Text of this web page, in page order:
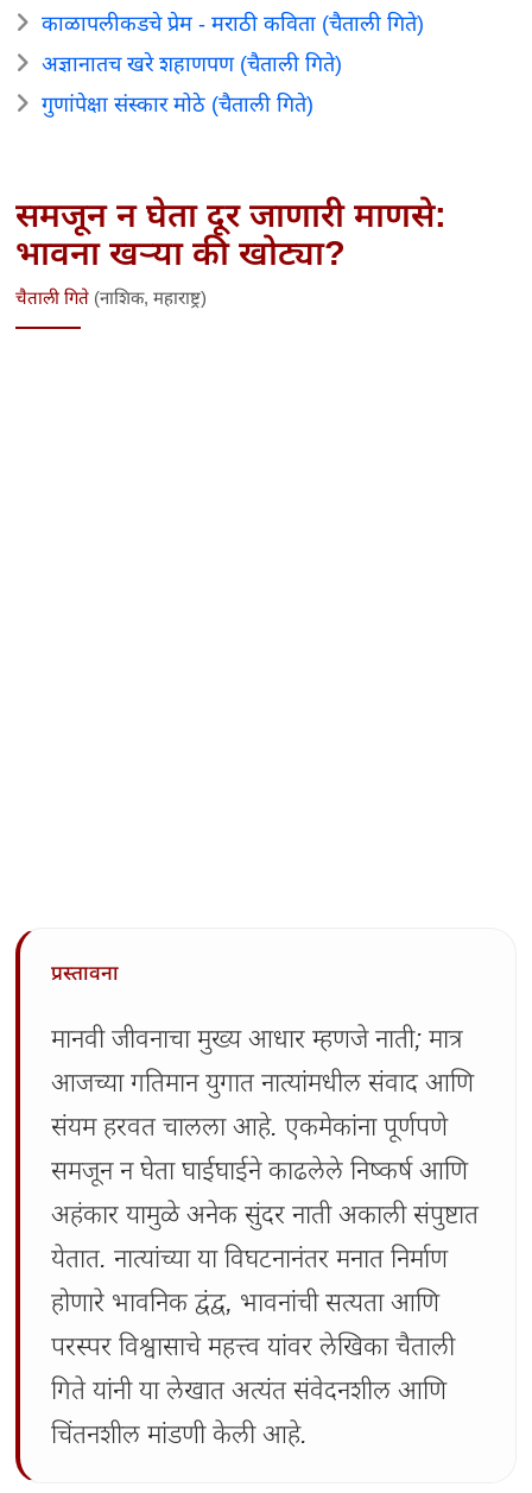
काळापलीकडचे प्रेम - मराठी कविता (चैताली गिते)
अज्ञानातच खरे शहाणपण (चैताली गिते)
गुणांपेक्षा संस्कार मोठे (चैताली गिते)
समजून न घेता दूर जाणारी माणसे:
भावना खऱ्या की खोट्या?
चैताली गिते (नाशिक, महाराष्ट्र)
प्रस्तावना
मानवी जीवनाचा मुख्य आधार म्हणजे नाती; मात्र
आजच्या गतिमान युगात नात्यांमधील संवाद आणि
संयम हरवत चालला आहे. एकमेकांना पूर्णपणे
समजून न घेता घाईघाईने काढलेले निष्कर्ष आणि
अहंकार यामुळे अनेक सुंदर नाती अकाली संपुष्टात
येतात. नात्यांच्या या विघटनानंतर मनात निर्माण
होणारे भावनिक द्वंद्व, भावनांची सत्यता आणि
परस्पर विश्वासाचे महत्त्व यांवर लेखिका चैताली
गिते यांनी या लेखात अत्यंत संवेदनशील आणि
चिंतनशील मांडणी केली आहे.